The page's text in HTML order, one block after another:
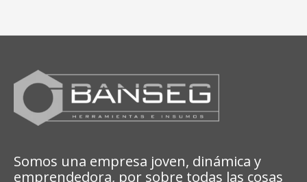
Somos una empresa joven, dinámica y
emprendedora, por sobre todas las cosas